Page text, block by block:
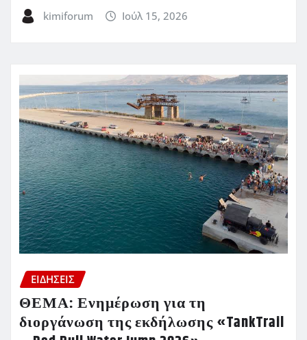
kimiforum Ιούλ 15, 2026
ΕΙΔΗΣΕΙΣ
ΘΕΜΑ: Ενημέρωση για τη
διοργάνωση της εκδήλωσης «TankTrail